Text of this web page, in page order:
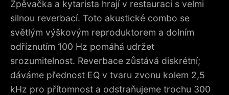
Zpěvačka a kytarista hrají v restauraci s velmi
silnou reverbací. Toto akustické combo se
světlým výškovým reproduktorem a dolním
odříznutím 100 Hz pomáhá udržet
srozumitelnost. Reverbace zůstává diskrétní;
dáváme přednost EQ v tvaru zvonu kolem 2,5
kHz pro přítomnost a odstraňujeme trochu 300